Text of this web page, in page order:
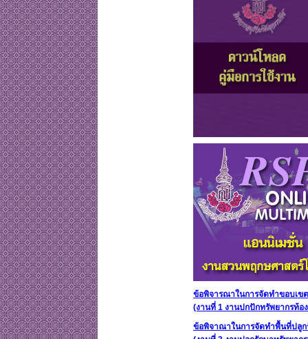
ข้อพิจารณาในการจัดทำขอบเข
(งานที่ 1 งานปกปักทรัพยากรท้อ
ข้อพิจาณาในการจัดทำพื้นที่ปลูก